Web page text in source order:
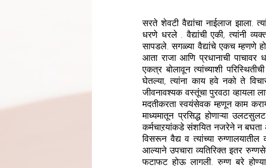
सरते शेवटी वैद्यांचा नाईलाज झाला.
धरणे धरले . वैद्यांची एकी, त्यांनी
सापडले. सगळ्या वैद्यांचे एकच म्हणणे
आता राजा आणि प्रधानाची पाचावर
एकत्र बोलावून त्यांच्याशी
घेतल्या, त्यांना काय हवे नको ते
जीवनावश्यक वस्तूंचा पुरवठा व्हायला
मदतीकरता स्वयंसेवक म्हणून काम
माध्यमातून प्रसिद्ध होणाऱ्या
कर्मचाऱयांकडे संशयित नजरेने न बघता
विसरून वैद्य व त्यांच्या रुग्णालयातील
आल्याने उपचारा व्यतिरिक्त इतर
फटाफट होऊ लागली. रुग्ण बरे